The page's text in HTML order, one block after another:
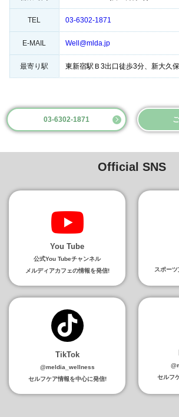
TEL 03-6302-1871
E-MAIL Well@mlda.jp
最寄り駅 東新宿駅Ｂ3出口徒歩3分、新大久
03-6302-1871
Official SNS
You Tube
公式You Tubeチャンネル
メルディアカフェの情報を発信!
スポー
TikTok
@meldia_wellness
セルフケア情報を中心に発信!
セルフ